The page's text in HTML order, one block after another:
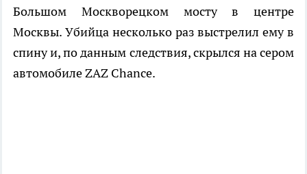
Большом Москворецком мосту в центре
Москвы. Убийца несколько раз выстрелил ему в
спину и, по данным следствия, скрылся на сером
автомобиле ZAZ Chance.